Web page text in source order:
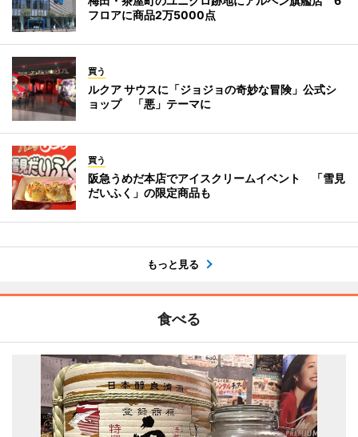
フロアに商品2万5000点
買う
ルクア サウスに「ジョジョの奇妙な冒険」公式シ
ョップ 「悪」テーマに
買う
阪急うめだ本店でアイスクリームイベント 「雪見
だいふく」の限定商品も
もっと見る
食べる